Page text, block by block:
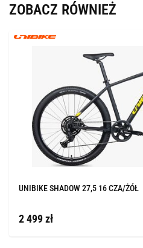
ZOBACZ RÓWNIEŻ
UNIBIKE SHADOW 27,5 16 CZA/ŻÓŁ
2 499 zł